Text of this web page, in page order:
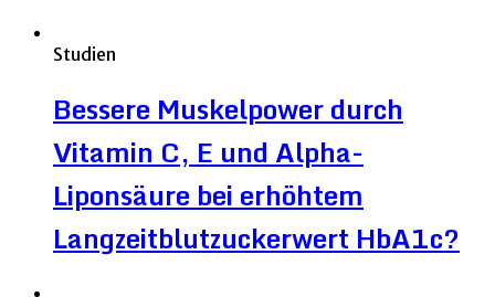
Studien
Bessere Muskelpower durch
Vitamin C, E und Alpha-
Liponsäure bei erhöhtem
Langzeitblutzuckerwert HbA1c?